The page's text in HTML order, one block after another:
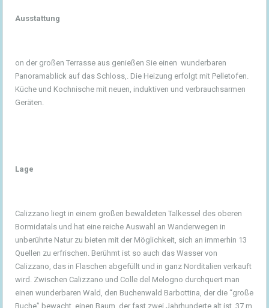
Ausstattung
on der großen Terrasse aus genießen Sie einen wunderbaren
Panoramablick auf das Schloss,. Die Heizung erfolgt mit Pelletofen.
Küche und Kochnische mit neuen, induktiven und verbrauchsarmen
Geräten.
Lage
Calizzano liegt in einem großen bewaldeten Talkessel des oberen
Bormidatals und hat eine reiche Auswahl an Wanderwegen in
unberührte Natur zu bieten mit der Möglichkeit, sich an immerhin 13
Quellen zu erfrischen. Berühmt ist so auch das Wasser von
Calizzano, das in Flaschen abgefüllt und in ganz Norditalien verkauft
wird. Zwischen Calizzano und Colle del Melogno durchquert man
einen wunderbaren Wald, den Buchenwald Barbottina, der die “große
Buche” bewacht, einen Baum, der fast zwei Jahrhunderte alt ist, 37 m